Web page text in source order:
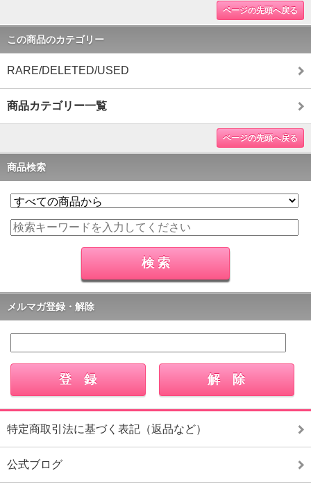
ページの先頭へ戻る
この商品のカテゴリー
RARE/DELETED/USED
商品カテゴリー一覧
ページの先頭へ戻る
商品検索
メルマガ登録・解除
特定商取引法に基づく表記（返品など）
公式ブログ